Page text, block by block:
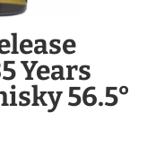
Years
56.5°